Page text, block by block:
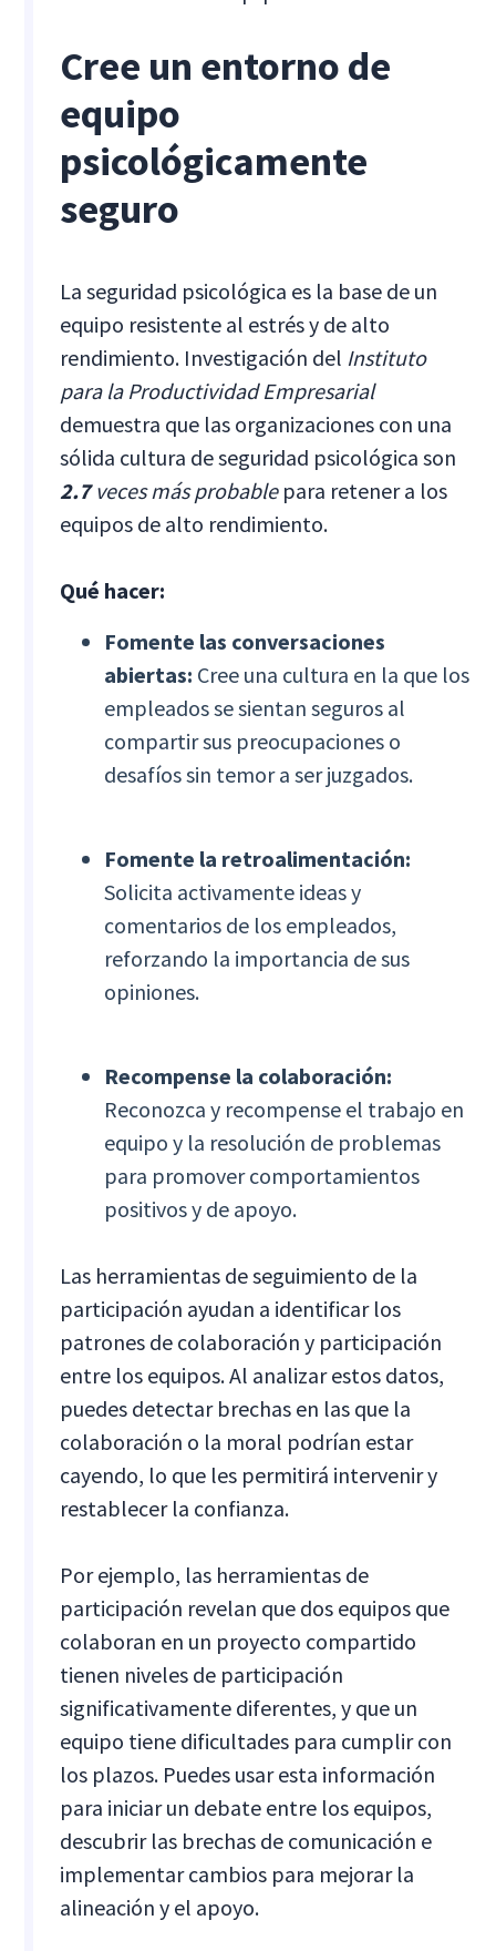
Cree un entorno de
equipo
psicológicamente
seguro
La seguridad psicológica es la base de un
equipo resistente al estrés y de alto
rendimiento. Investigación del Instituto
para la Productividad Empresarial
demuestra que las organizaciones con una
sólida cultura de seguridad psicológica son
2.7veces más probablepara retener a los
equipos de alto rendimiento.
Qué hacer:
Fomente las conversaciones
abiertas: Cree una cultura en la que los
empleados se sientan seguros al
compartir sus preocupaciones o
desafíos sin temor a ser juzgados.
Fomente la retroalimentación:
Solicita activamente ideas y
comentarios de los empleados,
reforzando la importancia de sus
opiniones.
Recompense la colaboración:
Reconozca y recompense el trabajo en
equipo y la resolución de problemas
para promover comportamientos
positivos y de apoyo.
Las herramientas de seguimiento de la
participación ayudan a identificar los
patrones de colaboración y participación
entre los equipos. Al analizar estos datos,
puedes detectar brechas en las que la
colaboración o la moral podrían estar
cayendo, lo que les permitirá intervenir y
restablecer la confianza.
Por ejemplo, las herramientas de
participación revelan que dos equipos que
colaboran en un proyecto compartido
tienen niveles de participación
significativamente diferentes, y que un
equipo tiene dificultades para cumplir con
los plazos. Puedes usar esta información
para iniciar un debate entre los equipos,
descubrir las brechas de comunicación e
implementar cambios para mejorar la
alineación y el apoyo.